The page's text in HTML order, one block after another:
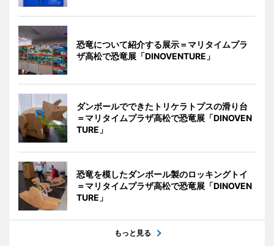
恐竜について紹介する展示＝マリタイムプラ
ザ高松で恐竜展「DINOVENTURE」
ダンボールでできたトリケラトプスの滑り台
＝マリタイムプラザ高松で恐竜展「DINOVEN
TURE」
恐竜を模したダンボール製のロッキングトイ
＝マリタイムプラザ高松で恐竜展「DINOVEN
TURE」
もっと見る